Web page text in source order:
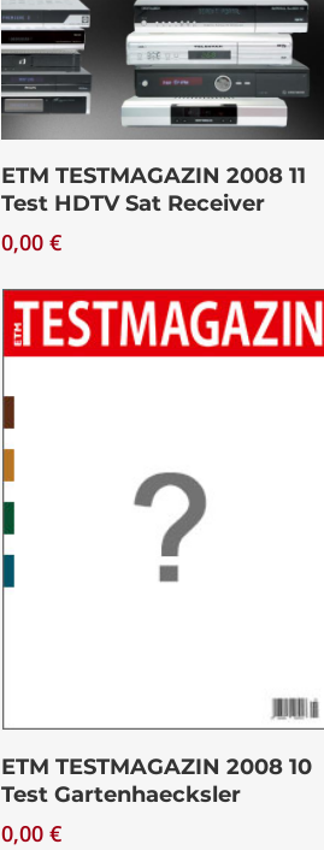
Download
ETM TESTMAGAZIN 2008 11
Test HDTV Sat Receiver
0,00€
Download
ETM TESTMAGAZIN 2008 10
Test Gartenhaecksler
0,00€